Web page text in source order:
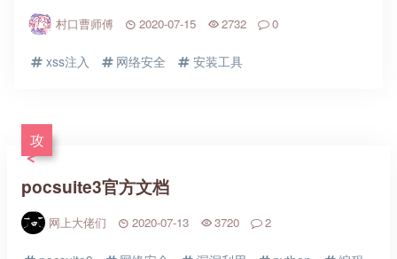
村口曹师傅 2020-07-15 2732 0
xss注入 网络安全 安装工具
攻
pocsuite3官方文档
网上大佬们 2020-07-13 3720 2